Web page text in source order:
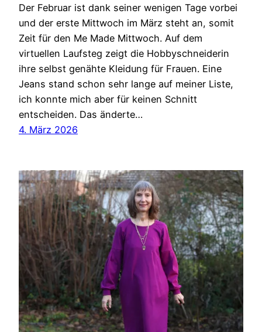
Der Februar ist dank seiner wenigen Tage vorbei
und der erste Mittwoch im März steht an, somit
Zeit für den Me Made Mittwoch. Auf dem
virtuellen Laufsteg zeigt die Hobbyschneiderin
ihre selbst genähte Kleidung für Frauen. Eine
Jeans stand schon sehr lange auf meiner Liste,
ich konnte mich aber für keinen Schnitt
entscheiden. Das änderte…
4. März 2026